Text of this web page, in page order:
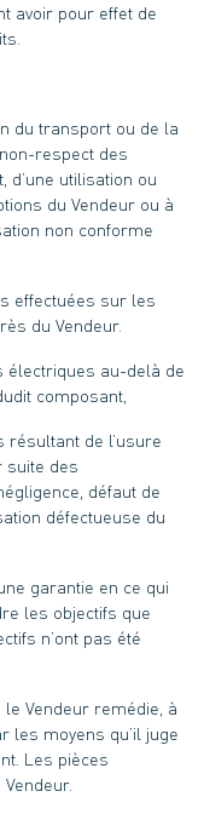
avoir pour effet de
du transport ou de la
respect des
d’une utilisation ou
du Vendeur ou à
non conforme
effectuées sur les
du Vendeur.
électriques au-delà de
composant,
de l’usure
suite des
défaut de
défectueuse du
garantie en ce qui
les objectifs que
n’ont pas été
Vendeur remédie, à
moyens qu’il juge
Les pièces